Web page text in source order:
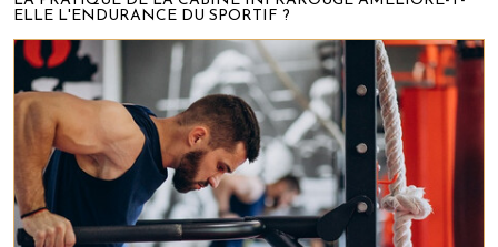
ELLE L'ENDURANCE DU SPORTIF ?